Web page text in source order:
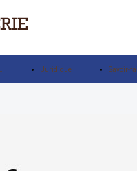
Juridique Savoir-